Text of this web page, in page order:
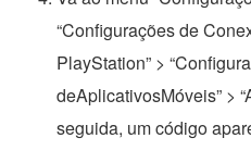
“Configurações de
PlayStation” >
deAplicativosMóveis” >
seguida, um código